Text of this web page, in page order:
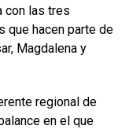
con las tres
que hacen parte de
Magdalena y
regional de
en el que